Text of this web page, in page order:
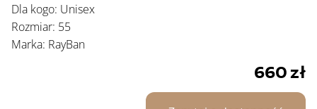
Dla kogo: Unisex
Rozmiar: 55
Marka: RayBan
660zł